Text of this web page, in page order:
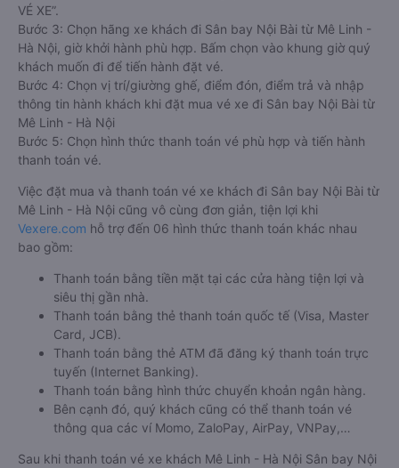
VÉ XE”.
Bước 3: Chọn hãng xe khách đi Sân bay Nội Bài từ Mê Linh -
Hà Nội, giờ khởi hành phù hợp. Bấm chọn vào khung giờ quý
khách muốn đi để tiến hành đặt vé.
Bước 4: Chọn vị trí/giường ghế, điểm đón, điểm trả và nhập
thông tin hành khách khi đặt mua vé xe đi Sân bay Nội Bài từ
Mê Linh - Hà Nội
Bước 5: Chọn hình thức thanh toán vé phù hợp và tiến hành
thanh toán vé.
Việc đặt mua và thanh toán vé xe khách đi Sân bay Nội Bài từ
Mê Linh - Hà Nội cũng vô cùng đơn giản, tiện lợi khi
Vexere.com hỗ trợ đến 06 hình thức thanh toán khác nhau
bao gồm:
Thanh toán bằng tiền mặt tại các cửa hàng tiện lợi và
siêu thị gần nhà.
Thanh toán bằng thẻ thanh toán quốc tế (Visa, Master
Card, JCB).
Thanh toán bằng thẻ ATM đã đăng ký thanh toán trực
tuyến (Internet Banking).
Thanh toán bằng hình thức chuyển khoản ngân hàng.
Bên cạnh đó, quý khách cũng có thể thanh toán vé
thông qua các ví Momo, ZaloPay, AirPay, VNPay,…
Sau khi thanh toán vé xe khách Mê Linh - Hà Nội Sân bay Nội